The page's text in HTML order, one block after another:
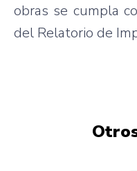
obras se cumpla
del Relatorio de